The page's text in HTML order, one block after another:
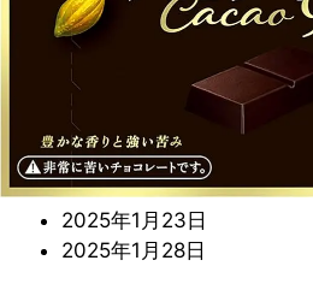
2025年1月23日
2025年1月28日